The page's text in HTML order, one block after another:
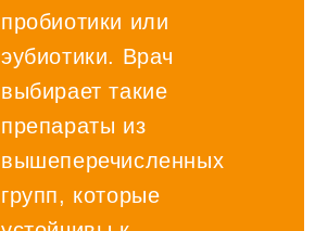
пробиотики или
эубиотики. Врач
выбирает такие
препараты из
вышеперечисленных
групп, которые